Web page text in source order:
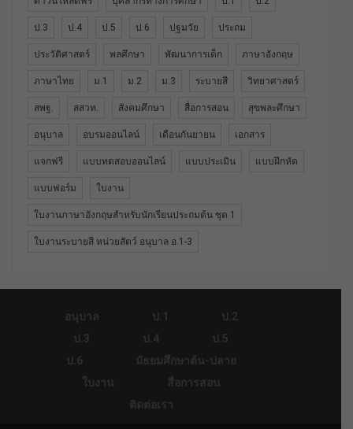
ป.3 ป.4 ป.5 ป.6 ปฐมวัย ประถม
ประวัติศาสตร์ พลศึกษา พัฒนาการเด็ก ภาษาอังกฤษ
ภาษาไทย ม.1 ม.2 ม.3 ระบายสี วิทยาศาสตร์
สพฐ. สสวท. สังคมศึกษา สื่อการสอน สุขพละศึกษา
อนุบาล อบรมออนไลน์ เดือนกันยายน เอกสาร
แจกฟรี แบบทดสอบออนไลน์ แบบประเมิน แบบฝึกหัด
แบบฟอร์ม ใบงาน
ใบงานภาษาอังกฤษสำหรับนักเรียนประถมต้น ชุด 1
ใบงานระบายสี หน่วยสัตว์ อนุบาล อ.1-3
อนุบาล ป.1
ป.2
ป.3
ป.4
ป.5
ป.6
มัธยมศึกษาต้น-ปลาย
ใบงาน
สื่อการสอน
ติดต่อเรา